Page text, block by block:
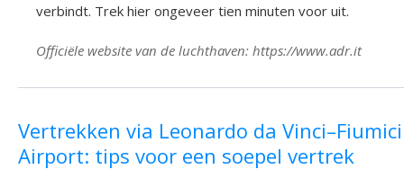
verbindt. Trek hier ongeveer tien minuten voor uit.
Officiële website van de luchthaven: https://www.adr.it
Vertrekken via Leonardo da
Airport: tips voor een soepel vertrek